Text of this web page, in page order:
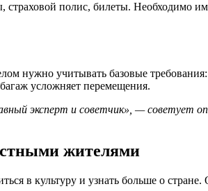
полис, билеты. Необходимо
нужно учитывать базовые
усложняет перемещения.
эксперт и советчик», — советует
жителями
в культуру и узнать больше о